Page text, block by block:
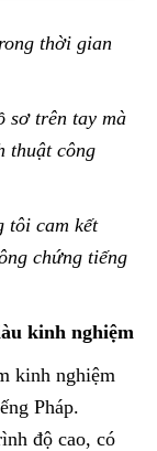
thời gian
sơ trên tay mà
thuật công
tôi cam kết
chứng tiếng
kinh nghiệm
kinh nghiệm
Pháp.
độ cao, có